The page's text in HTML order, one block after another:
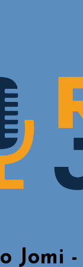
Jomi